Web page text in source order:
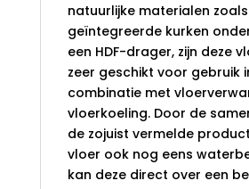
natuurlijke materialen
geïntegreerde kurken
een HDF-drager, zijn deze
zeer geschikt voor gebruik
combinatie met
vloerkoeling. Door de
de zojuist vermelde
vloer ook nog eens
kan deze direct over een